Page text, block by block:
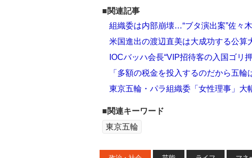
■関連記事
組織委は内部崩壊…“ブタ演出案”佐々
米国進出の渡辺直美は大成功する公算
IOCバッハ会長“VIP招待客の入国ゴリ
「多額の税金を投入するのだから五
東京五輪・パラ組織委「女性理事」大
■関連キーワード
東京五輪